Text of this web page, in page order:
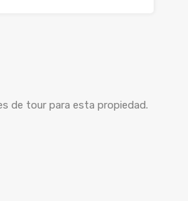
de tour para esta propiedad.